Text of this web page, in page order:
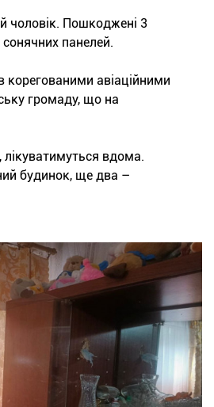
чоловік. Пошкоджені 3
сонячних панелей.
корегованими авіаційними
громаду, що на
вдома.
будинок, ще два –